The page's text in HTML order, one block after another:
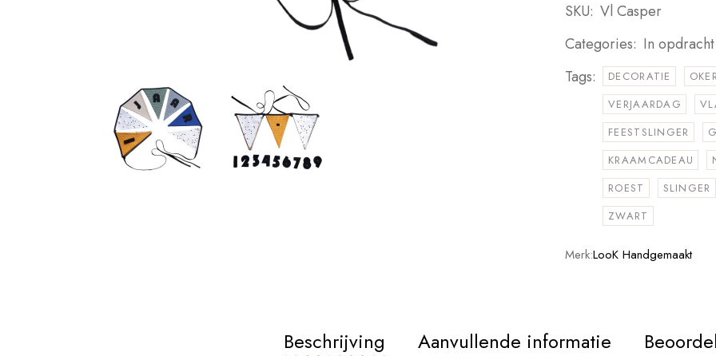
SKU: Vl Casper
Categories: In
Tags:
DECORATIE
VERJAARDAG
FEESTSLINGER
KRAAMCADEAU
ROEST
SLINGER
ZWART
Merk:LooK Handgemaakt
Beschrijving Aanvullende informatie